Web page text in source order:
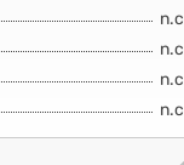
n.c
n.c
n.c
n.c